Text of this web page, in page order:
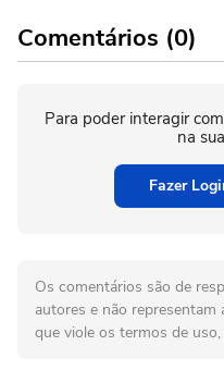
Comentários (0)
Para poder interagir
na
Fazer
Os comentários são de
autores e não representam
que viole os termos de